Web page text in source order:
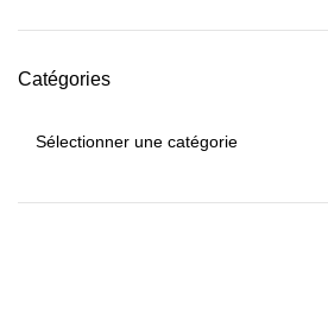
Catégories